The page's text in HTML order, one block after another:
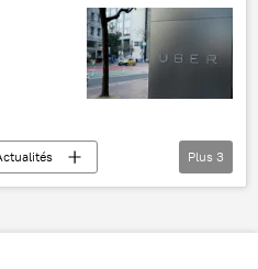
automobile
Plus 3